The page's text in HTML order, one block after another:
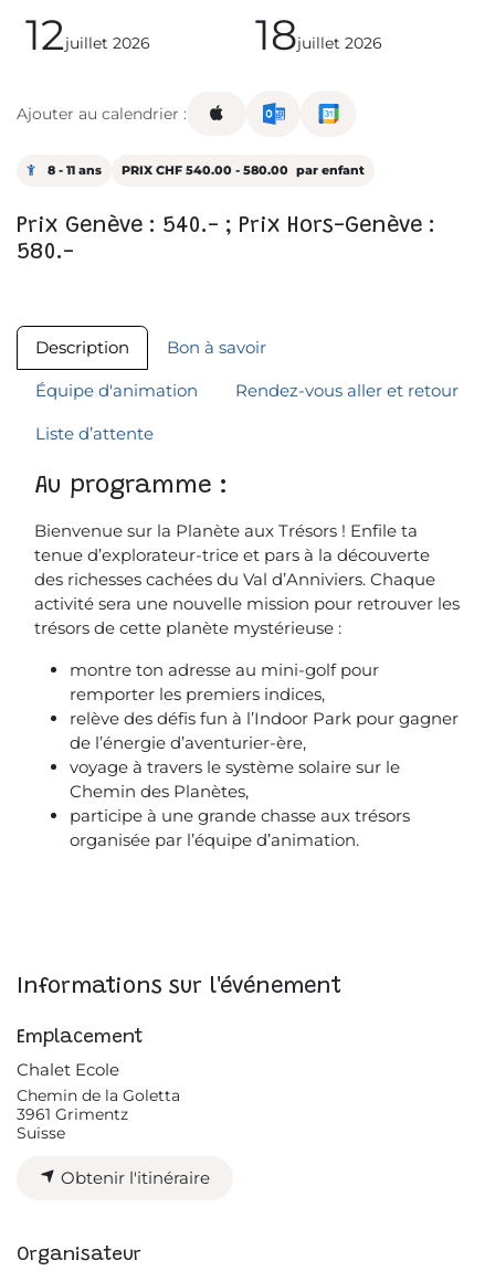
12juillet 2026 18juillet 2026
Ajouter au calendrier :
8 - 11 ans PRIX CHF 540.00 - 580.00 par enfant
Prix Genève : 540.- ; Prix Hors-Genève :
580.-
Description Bon à savoir
Équipe d'animation Rendez-vous aller et retour
Liste d’attente
Au programme :
Bienvenue sur la Planète aux Trésors ! Enfile ta
tenue d’explorateur-trice et pars à la découverte
des richesses cachées du Val d’Anniviers. Chaque
activité sera une nouvelle mission pour retrouver les
trésors de cette planète mystérieuse :
montre ton adresse au mini-golf pour
remporter les premiers indices,
relève des défis fun à l’Indoor Park pour gagner
de l’énergie d’aventurier-ère,
voyage à travers le système solaire sur le
Chemin des Planètes,
participe à une grande chasse aux trésors
organisée par l’équipe d’animation.
Informations sur l'événement
Emplacement
Chalet Ecole
Chemin de la Goletta
3961 Grimentz
Suisse
Obtenir l'itinéraire
Organisateur